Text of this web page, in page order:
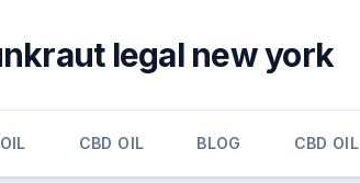
legal new york
CBD OIL BLOG CBD OIL